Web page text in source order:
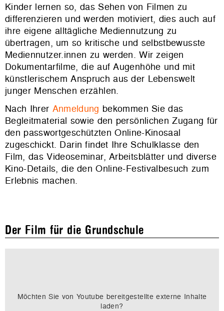
Kinder lernen so, das Sehen von Filmen zu
differenzieren und werden motiviert, dies auch auf
ihre eigene alltägliche Mediennutzung zu
übertragen, um so kritische und selbstbewusste
Mediennutzer.innen zu werden. Wir zeigen
Dokumentarfilme, die auf Augenhöhe und mit
künstlerischem Anspruch aus der Lebenswelt
junger Menschen erzählen.
Nach Ihrer Anmeldung bekommen Sie das
Begleitmaterial sowie den persönlichen Zugang für
den passwortgeschützten Online-Kinosaal
zugeschickt. Darin findet Ihre Schulklasse den
Film, das Videoseminar, Arbeitsblätter und diverse
Kino-Details, die den Online-Festivalbesuch zum
Erlebnis machen.
Der Film für die Grundschule
Möchten Sie von Youtube bereitgestellte externe Inhalte
laden?